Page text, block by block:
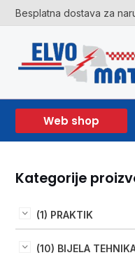
Skip
to
content
Besplatna dostava za
Web shop
Kategorije
(1) PRAKTIK
(10) BIJELA